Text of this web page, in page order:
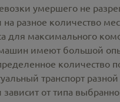
умершего не
разное количество
максимального
имеют большой
количество
транспорт
от типа